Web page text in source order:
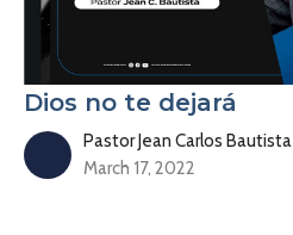
Dios no te dejará
Pastor Jean Carlos Bautista
March 17, 2022